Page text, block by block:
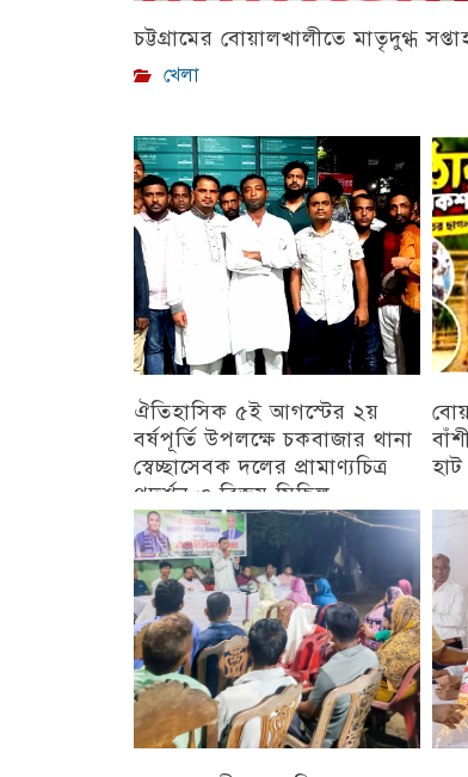
চট্টগ্রামের বোয়ালখালীতে মাতৃদুগ্ধ
খেলা
ঐতিহাসিক ৫ই আগস্টের ২য়
বর্ষপূর্তি উপলক্ষে চকবাজার থানা
স্বেচ্ছাসেবক দলের প্রামাণ্যচিত্র
প্রদর্শন ও বিজয় মিছিল
চট্টগ্রাম
হাট